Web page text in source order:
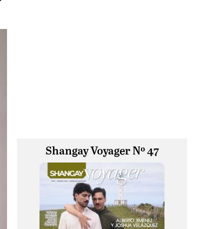
Shangay Voyager Nº 47